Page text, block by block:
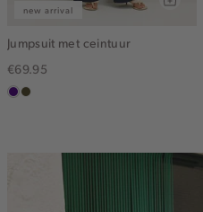
new arrival
Jumpsuit met ceintuur
€69.95
indigogroen,